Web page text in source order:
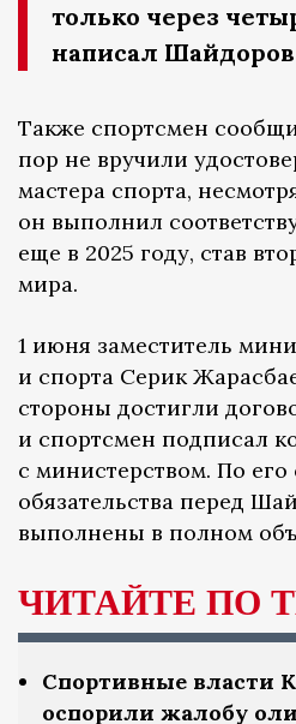
только через
написал Шайдоров
Также спортсмен
пор не вручили
мастера спорта,
он выполнил
еще в 2025 году, став
мира.
1 июня заместитель
и спорта Серик
стороны достигли
и спортсмен подписал
с министерством. По его
обязательства перед
выполнены в полном
ЧИТАЙТЕ ПО
Спортивные власти
оспорили жалобу